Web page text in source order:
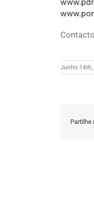
Junho 14th,
Partilhe